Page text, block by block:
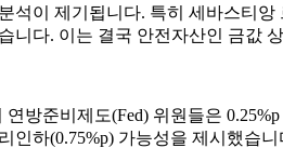
이 제기됩니다. 특히 세바스티
니다. 이는 결국 안전자산인 금값
방준비제도(Fed) 위원들은
하(0.75%p) 가능성을 제시했습